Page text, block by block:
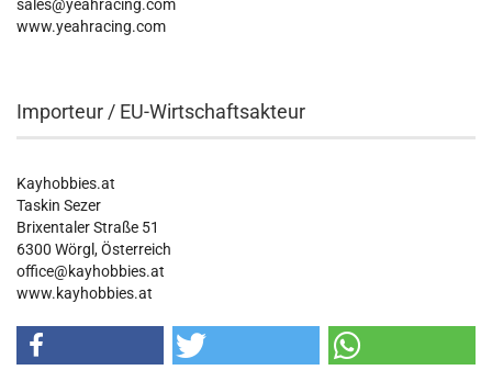
sales@yeahracing.com
www.yeahracing.com
Importeur / EU-Wirtschaftsakteur
Kayhobbies.at
Taskin Sezer
Brixentaler Straße 51
6300 Wörgl, Österreich
office@kayhobbies.at
www.kayhobbies.at